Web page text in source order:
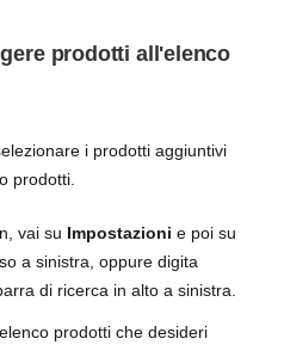
prodotti all'elenco
i prodotti aggiuntivi
prodotti.
vai su Impostazioni e poi su
a sinistra, oppure digita
di ricerca in alto a sinistra.
prodotti che desideri